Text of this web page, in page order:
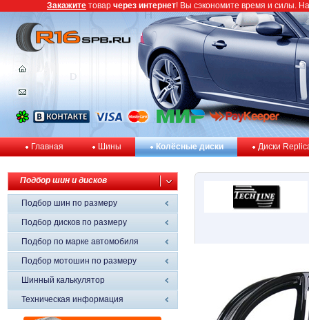
Главная Шины Колёсные диски Диски
Подбор шин и дисков
Подбор шин по размеру
Подбор дисков по размеру
Подбор по марке автомобиля
Подбор мотошин по размеру
Шинный калькулятор
Техническая информация
Закажите товар через интернет! Вы сэкономите время и силы.